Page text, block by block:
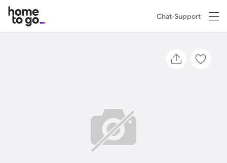
Chat-Support